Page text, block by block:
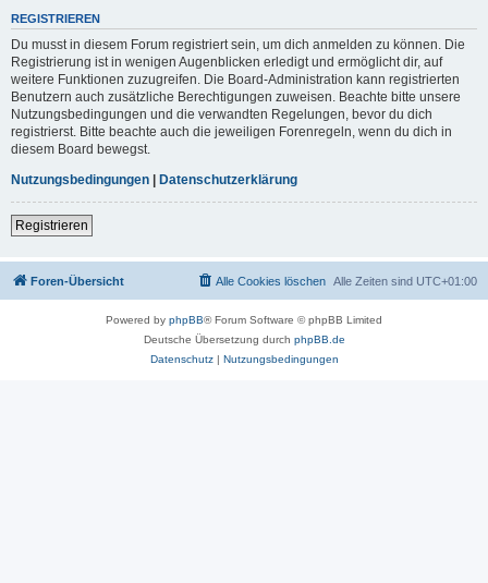
REGISTRIEREN
Du musst in diesem Forum registriert sein, um dich anmelden zu können. Die
Registrierung ist in wenigen Augenblicken erledigt und ermöglicht dir, auf
weitere Funktionen zuzugreifen. Die Board-Administration kann registrierten
Benutzern auch zusätzliche Berechtigungen zuweisen. Beachte bitte unsere
Nutzungsbedingungen und die verwandten Regelungen, bevor du dich
registrierst. Bitte beachte auch die jeweiligen Forenregeln, wenn du dich in
diesem Board bewegst.
Nutzungsbedingungen | Datenschutzerklärung
Registrieren
Foren-Übersicht Alle Zeiten sind UTC+01:00
Alle Cookies löschen
Powered by phpBB® Forum Software © phpBB Limited
Deutsche Übersetzung durch phpBB.de
Datenschutz| Nutzungsbedingungen